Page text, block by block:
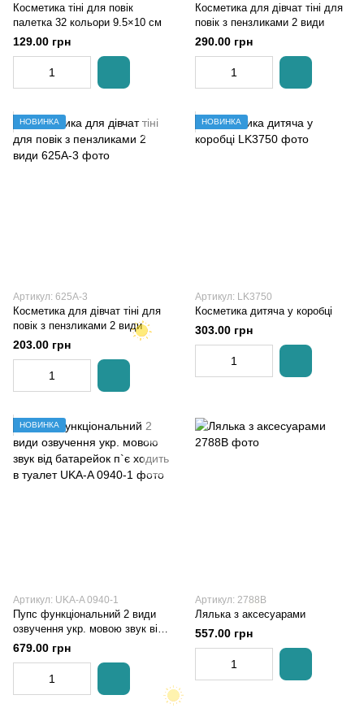
Косметика тіні для повік
палетка 32 кольори 9.5×10 см
129.00 грн
Косметика для дівчат тіні для
повік з пензликами 2 види
290.00 грн
НОВИНКА
Артикул: 625A-3
Косметика для дівчат тіні для
повік з пензликами 2 види
203.00 грн
НОВИНКА
Артикул: LK3750
Косметика дитяча у коробці
303.00 грн
НОВИНКА
Артикул: UKA-A 0940-1
Пупс функціональний 2 види
озвучення укр. мовою звук від
батарейок п`є ходить в туалет
679.00 грн
Артикул: 2788B
Лялька з аксесуарами
557.00 грн